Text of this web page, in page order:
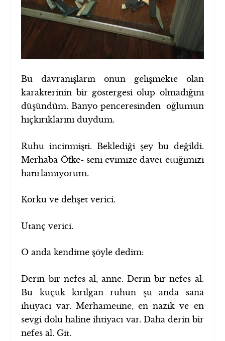
Bu davranışların onun gelişmekte olan
karakterinin bir göstergesi olup olmadığını
düşündüm. Banyo penceresinden oğlumun
hıçkırıklarını duydum.
Ruhu incinmişti. Beklediği şey bu değildi.
Merhaba Öfke- seni evimize davet ettiğimizi
hatırlamıyorum.
Korku ve dehşet verici.
Utanç verici.
O anda kendime şöyle dedim:
Derin bir nefes al, anne. Derin bir nefes al.
Bu küçük kırılgan ruhun şu anda sana
ihtiyacı var. Merhametine, en nazik ve en
sevgi dolu haline ihtiyacı var. Daha derin bir
nefes al. Git.